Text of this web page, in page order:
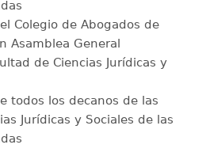
Colegio de Abogados de
Asamblea General
de Ciencias Jurídicas y
todos los decanos de las
Jurídicas y Sociales de las